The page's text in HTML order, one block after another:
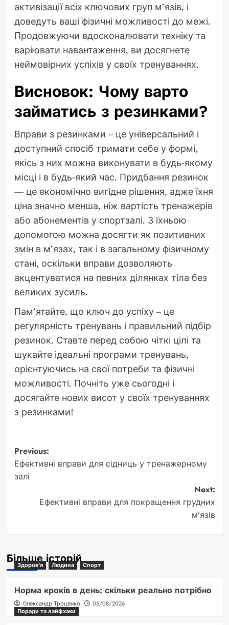
активізації всіх ключових груп м’язів, і
доведуть ваші фізичні можливості до межі.
Продовжуючи вдосконалювати техніку та
варіювати навантаження, ви досягнете
неймовірних успіхів у своїх тренуваннях.
Висновок: Чому варто
займатись з резинками?
Вправи з резинками – це універсальний і
доступний спосіб тримати себе у формі,
якісь з них можна виконувати в будь-якому
місці і в будь-який час. Придбання резинок
— це економічно вигідне рішення, адже їхня
ціна значно менша, ніж вартість тренажерів
або абонементів у спортзалі. З їхньою
допомогою можна досягти як позитивних
змін в м’язах, так і в загальному фізичному
стані, оскільки вправи дозволяють
акцентуватися на певних ділянках тіла без
великих зусиль.
Пам’ятайте, що ключ до успіху – це
регулярність тренувань і правильний підбір
резинок. Ставте перед собою чіткі цілі та
шукайте ідеальні програми тренувань,
орієнтуючись на свої потреби та фізичні
можливості. Почніть уже сьогодні і
досягайте нових висот у своїх тренуваннях
з резинками!
Post
navigation
Previous:
Ефективні вправи для сідниць у тренажерному
залі
Next:
Ефективні вправи для покращення грудних
м’язів
Більше історій
Здоров'я Людина Спорт
Норма кроків в день: скільки реально потрібно
Олександр Троценко
05/08/2026
Поради та лайфхаки